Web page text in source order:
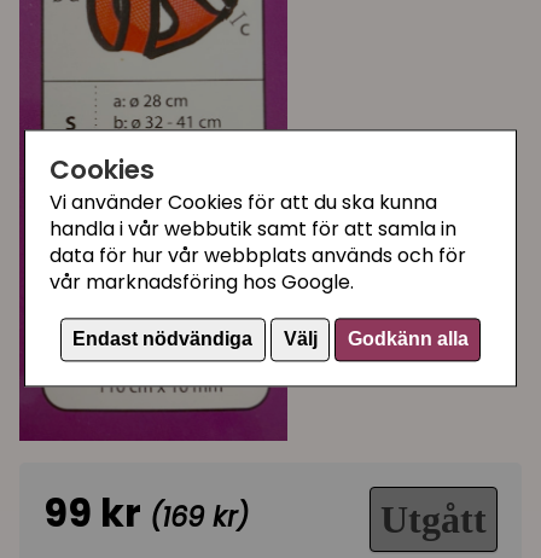
Cookies
Vi använder Cookies för att du ska kunna
handla i vår webbutik samt för att samla in
data för hur vår webbplats används och för
vår marknadsföring hos Google.
Endast nödvändiga Välj Godkänn alla
99 kr (169 kr) Utgått